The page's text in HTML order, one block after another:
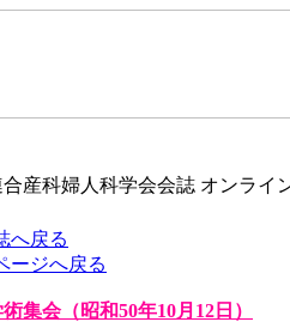
産科婦人科学会会誌 オンライ
へ戻る
ージへ戻る
術集会（昭和50年10月12日）